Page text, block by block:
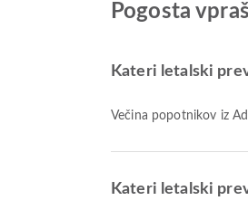
Pogosta
Kateri letalski
Večina popotnikov iz
Kateri letalski